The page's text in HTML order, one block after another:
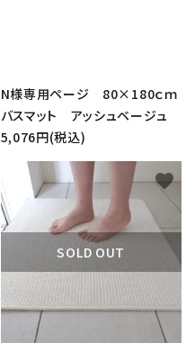
N様専用ページ 80×180ｃｍ
バスマット アッシュベージュ
5,076円(税込)
SOLD OUT
favorite